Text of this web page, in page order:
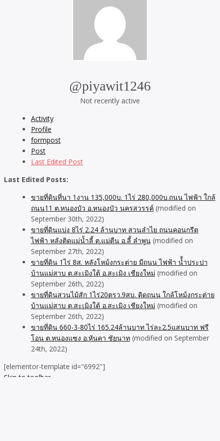
@piyawit1246
Not recently active
Activity
Profile
formpost
Post
Last Edited Post
Last Edited Posts:
ขายที่ดินที่นา 1งาน 135,000บ. 1ไร่ 280,000บ.ถนน ไฟฟ้า ใกล้
ถนน11 ต.หนองบัว อ.หนองบัว นครสวรรค์(modified on
September 30th, 2022)
ขายที่ดินแบ่ง 8ไร่ 2.24 ล้านบาท สวนลำไย ถนนคอนกรีต
ไฟฟ้า หลังติดแม่น้ำลี้ ต.แม่ตืน อ.ลี้ ลำพูน(modified on
September 27th, 2022)
ขายที่ดิน 1ไร่ 8ส. หลังโหม้งกระต่าย มีถนน ไฟฟ้า น้้ำประปา
บ้านแม่สาบ ต.สะเมิงใต้ อ.สะเมิง เชียงใหม่ (modified on
September 26th, 2022)
ขายที่ดินสวนไม้สัก 1ไร่20ตรว.9สบ. ติดถนน ใกล้โหม้งกระต่าย
บ้านแม่สาบ ต.สะเมิงใต้ อ.สะเมิง เชียงใหม่ (modified on
September 26th, 2022)
ขายที่ดิน 660-3-80ไร่ 165.24ล้านบาท ไร่ละ2.5แสนบาท ฟรี
โอน ต.หนองแซง อ.หันคา ชัยนาท(modified on September
24th, 2022)
[elementor-template id="6992"]
Skip to toolbar